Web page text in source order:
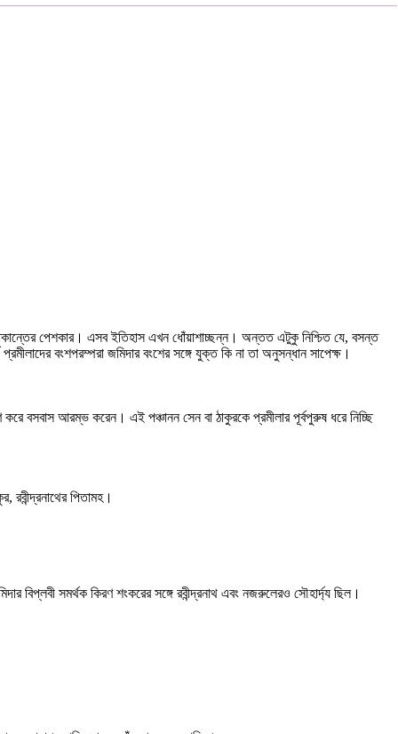
পেশকার। এসব ইতিহাস এখন ধোঁয়াশাচ্ছন্ন। অন্তত এটুকু নিশ্চিত যে, বসন্ত
বংশপরম্পরা জমিদার বংশের সঙ্গে যুক্ত কি না তা অনুসন্ধান সাপেক্ষ।
করে বসবাস আরম্ভ করেন। এই পঞ্চানন সেন বা ঠাকুরকে প্রমীলার পূর্বপুরুষ ধরে নিচ্ছি
রবীন্দ্রনাথের পিতামহ।
বিপ্লবী সমর্থক কিরণ শংকরের সঙ্গে রবীন্দ্রনাথ এবং নজরুলেরও সৌহার্দ্য ছিল।